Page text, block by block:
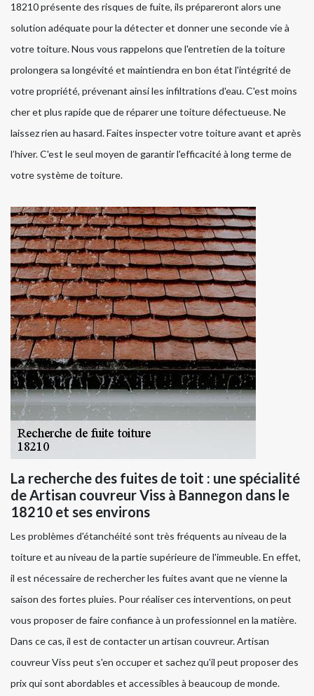
18210 présente des risques de fuite, ils prépareront alors une
solution adéquate pour la détecter et donner une seconde vie à
votre toiture. Nous vous rappelons que l'entretien de la toiture
prolongera sa longévité et maintiendra en bon état l'intégrité de
votre propriété, prévenant ainsi les infiltrations d'eau. C'est moins
cher et plus rapide que de réparer une toiture défectueuse. Ne
laissez rien au hasard. Faites inspecter votre toiture avant et après
l’hiver. C'est le seul moyen de garantir l'efficacité à long terme de
votre système de toiture.
La recherche des fuites de toit : une spécialité
de Artisan couvreur Viss à Bannegon dans le
18210 et ses environs
Les problèmes d'étanchéité sont très fréquents au niveau de la
toiture et au niveau de la partie supérieure de l'immeuble. En effet,
il est nécessaire de rechercher les fuites avant que ne vienne la
saison des fortes pluies. Pour réaliser ces interventions, on peut
vous proposer de faire confiance à un professionnel en la matière.
Dans ce cas, il est de contacter un artisan couvreur. Artisan
couvreur Viss peut s'en occuper et sachez qu'il peut proposer des
prix qui sont abordables et accessibles à beaucoup de monde.